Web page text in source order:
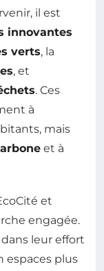
il est
innovantes
verts, la
, et
. Ces
à
mais
et à
et
engagée.
leur effort
espaces plus